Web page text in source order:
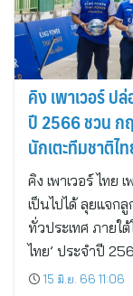
คิง เพาเวอร์ ป
ปี 2566 ชวน
นักเตะทีมชาติ
นักเตะมืออาชีพ
คิง เพาเวอร์ ไทย
เป็นไปได้ ลุยแจก
ทั่วประเทศ ภายใ
ไทย’ ประจำปี
15 มิ.ย. 66 11:06